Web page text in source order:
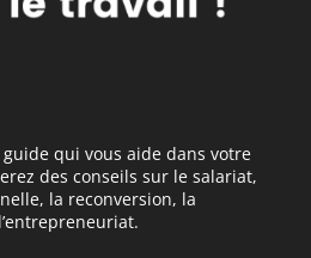
qui vous aide dans votre
des conseils sur le salariat,
la reconversion, la